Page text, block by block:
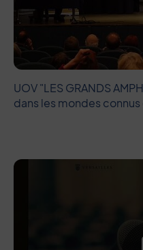
UOV "LES GRANDS
dans les mondes